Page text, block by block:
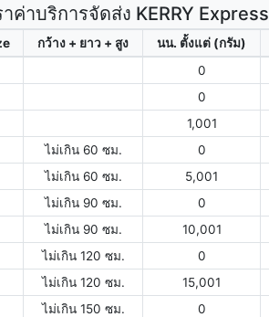
ค่าบริการจัดส่ง KERRY Express
กว้าง + ยาว + สูง นน. ตั้งแต่ (กรัม)
0
0
1,001
ไม่เกิน 60 ซม. 0
ไม่เกิน 60 ซม. 5,001
ไม่เกิน 90 ซม. 0
ไม่เกิน 90 ซม. 10,001
ไม่เกิน 120 ซม. 0
ไม่เกิน 120 ซม. 15,001
ไม่เกิน 150 ซม. 0